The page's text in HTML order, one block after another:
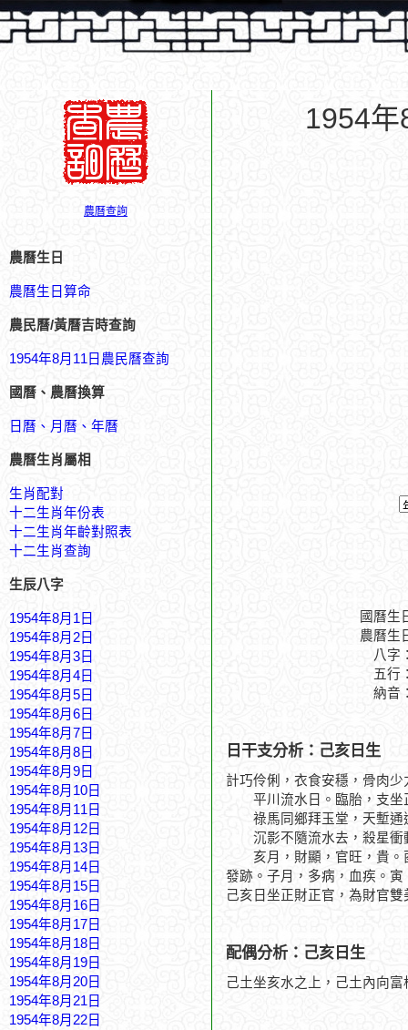
農曆查詢
農曆生日
農曆生日算命
農民曆/黃曆吉時查詢
1954年8月11日農民曆查詢
國曆、農曆換算
日曆、月曆、年曆
農曆生肖屬相
生肖配對
十二生肖年份表
十二生肖年齡對照表
十二生肖查詢
生辰八字
1954年8月1日
1954年8月2日
1954年8月3日
1954年8月4日
1954年8月5日
1954年8月6日
1954年8月7日
1954年8月8日
1954年8月9日
1954年8月10日
1954年8月11日
1954年8月12日
1954年8月13日
1954年8月14日
1954年8月15日
1954年8月16日
1954年8月17日
1954年8月18日
1954年8月19日
1954年8月20日
1954年8月21日
1954年8月22日
1954
國曆生
農曆生
八字
五行
納音
日干支分析：己亥日生
計巧伶俐，衣食安穩，骨肉
平川流水日。臨胎，支坐
祿馬同鄉拜玉堂，天塹通
沉影不隨流水去，殺星衝
亥月，財顯，官旺，貴。
發跡。子月，多病，血疾。
己亥日坐正財正官，為財官
配偶分析：己亥日生
己土坐亥水之上，己土內向